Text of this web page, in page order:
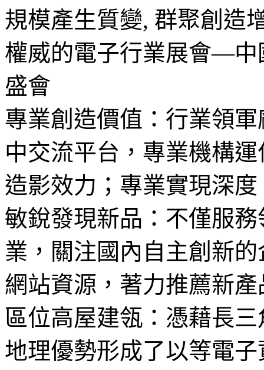
規模產生質變, 群聚創造
權威的電子行業展會—中
盛會
專業創造價值：行業領
中交流平台，專業機構
造影效力；專業實現深
敏銳發現新品：不僅服
業，關注國內自主創新
網站資源，著力推薦新
區位高屋建瓴：憑藉長
地理優勢形成了以等電